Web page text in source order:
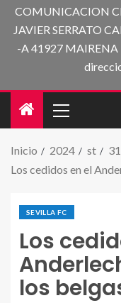
COMUNICACION
JAVIER SERRATO
-A 41927 MAIRENA
Inicio 2024 st
31
Los cedidos en el
SEVILLA FC
Los
los
Augustinsson pone
Anderlecht. |